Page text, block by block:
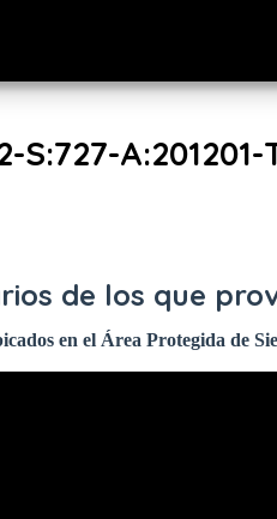
S:727-A:201201-
de los que
en el Área Protegida de